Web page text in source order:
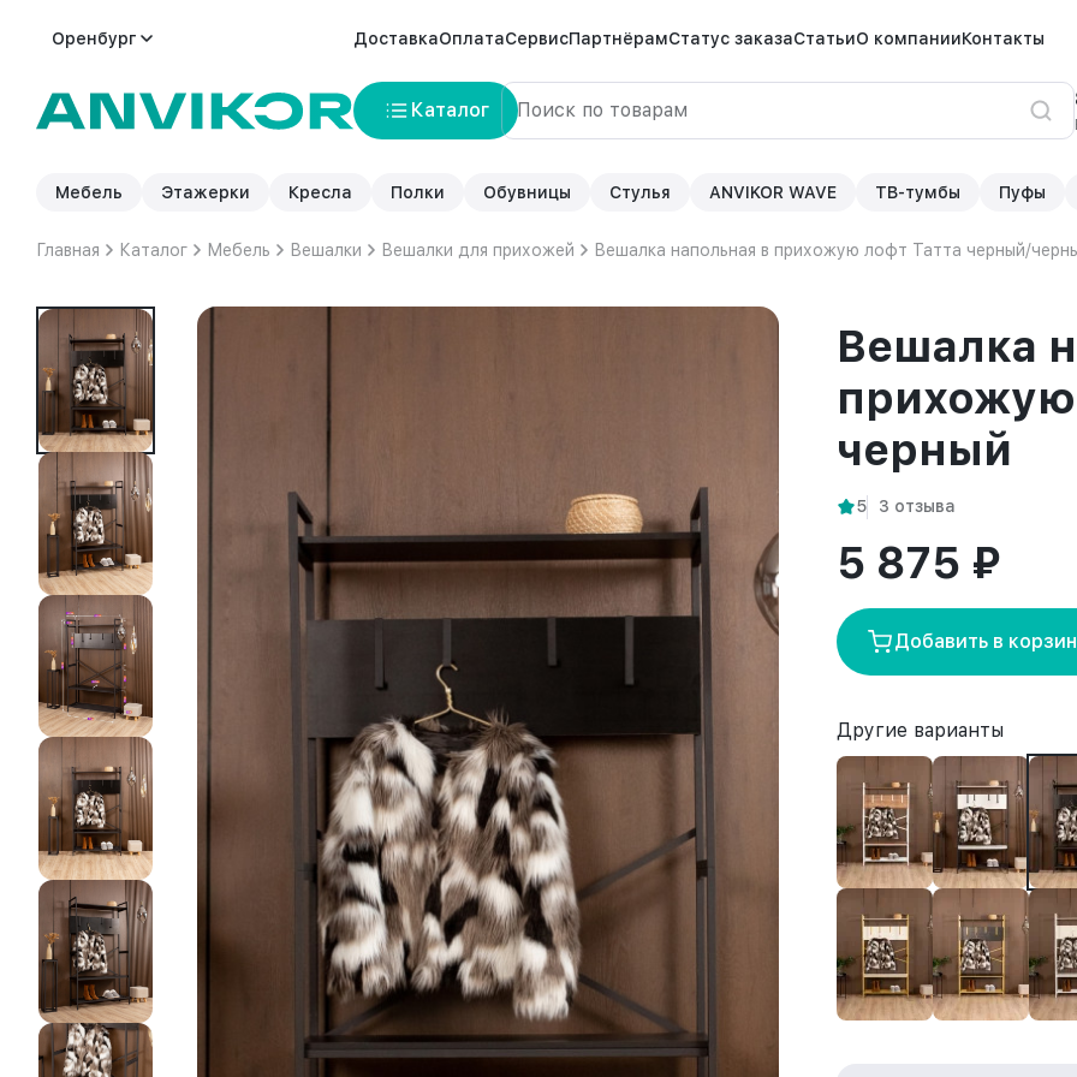
Оренбург ДоставкаОплатаСервисПартнёрамСтатус заказаСтатьиО компанииКонтакты
Каталог
Мебель Этажерки Кресла Полки Обувницы Стулья ANVIKOR WAVE ТВ-тумбы Пуфы
Главная Каталог Мебель Вешалки Вешалки для прихожей Вешалка напольная в прихожую лофт Татта черный/
Вешалка
черный
5 3 отзыва
5 875 ₽
Добавить в
Другие варианты